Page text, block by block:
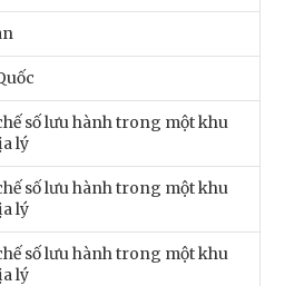
số lưu hành trong một khu
lý
số lưu hành trong một khu
lý
số lưu hành trong một khu
lý